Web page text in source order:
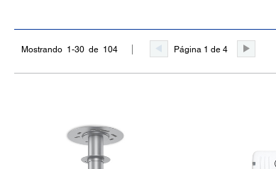
Mostrando 1-30 de 104 Página 1 de 4